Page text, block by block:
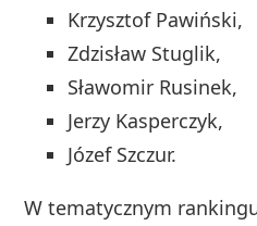
Krzysztof Pawiński,
Zdzisław Stuglik,
Sławomir Rusinek,
Jerzy Kasperczyk,
Józef Szczur.
W tematycznym